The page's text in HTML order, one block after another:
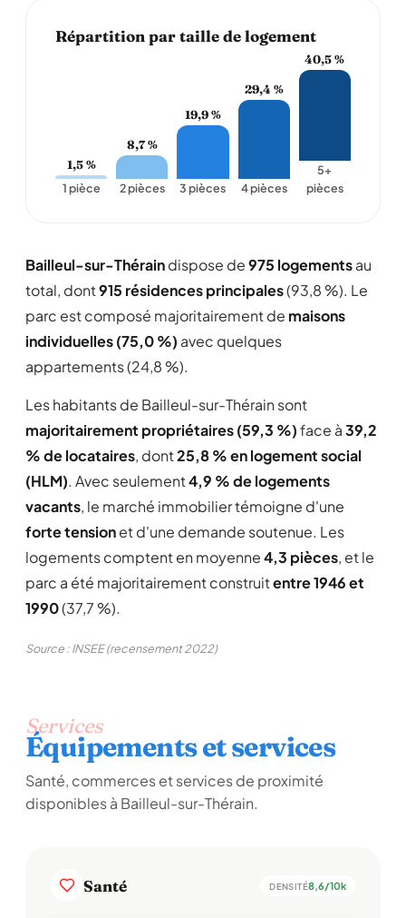
Répartition par taille de logement
1,5 %
1 pièce
8,7 %
2 pièces
19,9 %
3 pièces
29,4 %
4 pièces
40,5 %
5+
pièces
Bailleul-sur-Théraindispose de975 logementsau
total, dont915 résidences principales(93,8 %). Le
parc est composé majoritairement de maisons
individuelles (75,0 %) avec quelques
appartements (24,8 %).
Les habitants de Bailleul-sur-Thérain sont
majoritairement propriétaires (59,3 %)face à39,2
% de locataires, dont25,8 % en logement social
(HLM). Avec seulement4,9 % de logements
vacants, le marché immobilier témoigne d'une
forte tensionet d'une demande soutenue. Les
logements comptent en moyenne4,3 pièces, et le
parc a été majoritairement construitentre 1946 et
1990(37,7 %).
Source : INSEE (recensement 2022)
Services
Équipements et services
Santé, commerces et services de proximité
disponibles à Bailleul-sur-Thérain.
Santé DENSITÉ8,6/10k